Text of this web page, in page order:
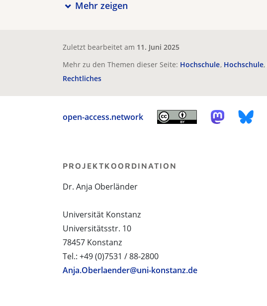
Mehr zeigen
Zuletzt bearbeitet am 11. Juni 2025
Mehr zu den Themen dieser Seite: Hochschule Hochschule
Rechtliches
open-access.network
PROJEKTKOORDINATION
Dr. Anja Oberländer
Universität Konstanz
Universitätsstr. 10
78457 Konstanz
Tel.: +49 (0)7531 / 88-2800
Anja.Oberlaender@uni-konstanz.de